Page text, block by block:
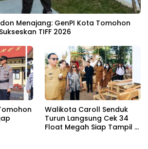
Menajang: ​GenPI Kota Tomohon
TIFF 2026
Walikota Caroll Senduk
Turun Langsung Cek 34
Float Megah Siap Tampil di